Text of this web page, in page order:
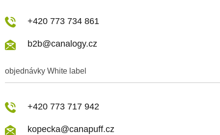
objednávky White label
+420 773 734 861
b2b@canalogy.cz
+420 773 717 942
kopecka@canapuff.cz